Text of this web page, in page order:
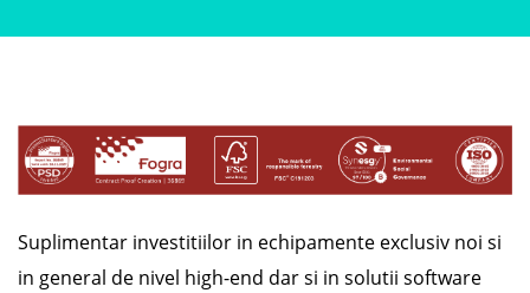
Suplimentar investitiilor in echipamente exclusiv noi si
in general de nivel high-end dar si in solutii software